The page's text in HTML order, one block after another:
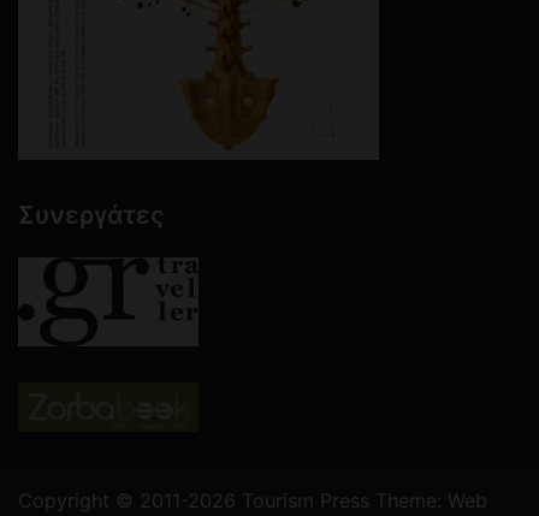
Συνεργάτες
Copyright © 2011-2026 Tourism Press Theme: Web